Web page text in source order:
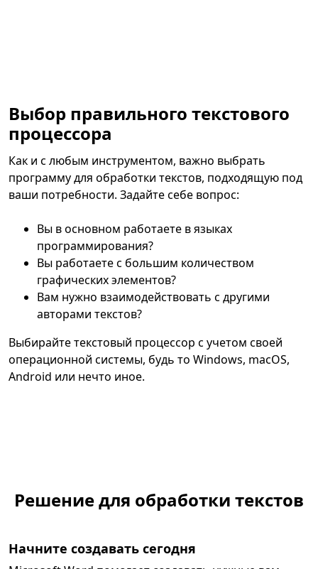
Выбор правильного текстового
процессора
Как и с любым инструментом, важно выбрать
программу для обработки текстов, подходящую под
ваши потребности. Задайте себе вопрос:
Вы в основном работаете в языках
программирования?
Вы работаете с большим количеством
графических элементов?
Вам нужно взаимодействовать с другими
авторами текстов?
Выбирайте текстовый процессор с учетом своей
операционной системы, будь то Windows, macOS,
Android или нечто иное.
Решение для обработки текстов
Начните создавать сегодня